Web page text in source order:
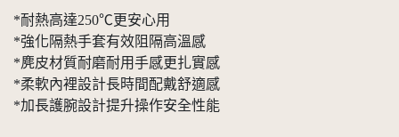
*耐熱高達250℃更安心用
*強化隔熱手套有效阻隔高溫感
*麂皮材質耐磨耐用手感更扎實感
*柔軟內裡設計長時間配戴舒適感
*加長護腕設計提升操作安全性能